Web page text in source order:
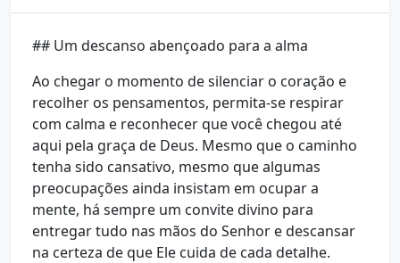
## Um descanso abençoado para a alma
Ao chegar o momento de silenciar o coração e
recolher os pensamentos, permita-se respirar
com calma e reconhecer que você chegou até
aqui pela graça de Deus. Mesmo que o caminho
tenha sido cansativo, mesmo que algumas
preocupações ainda insistam em ocupar a
mente, há sempre um convite divino para
entregar tudo nas mãos do Senhor e descansar
na certeza de que Ele cuida de cada detalhe.